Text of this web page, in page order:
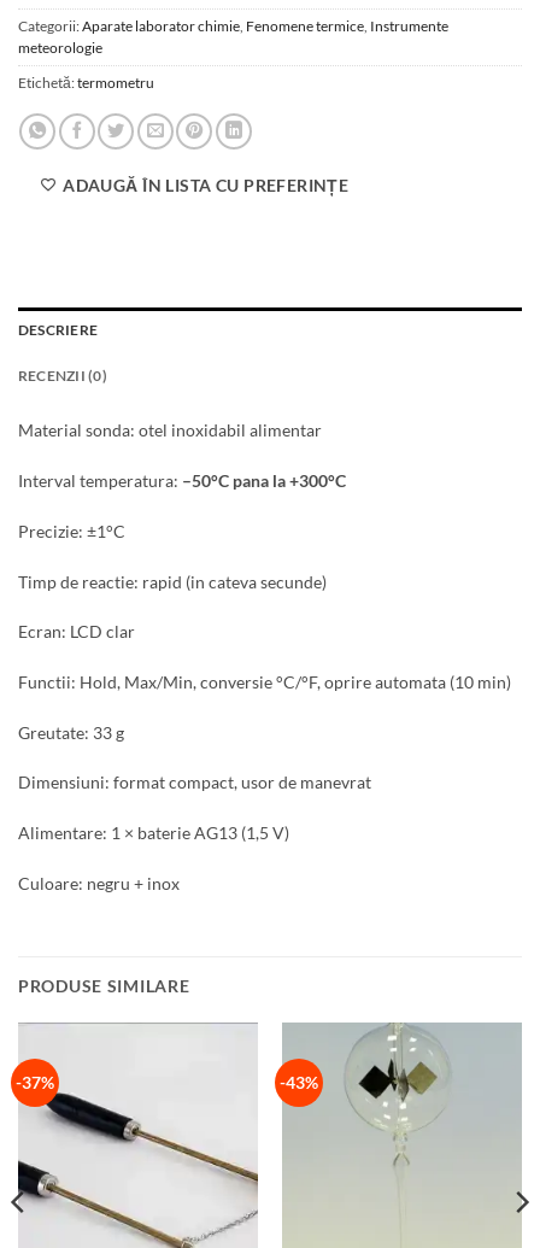
Categorii:Aparate laborator chimie Fenomene termice Instrumente
meteorologie
Etichetă:termometru
ADAUGĂ ÎN LISTA CU PREFERINȚE
DESCRIERE
RECENZII (0)
Material sonda: otel inoxidabil alimentar
Interval temperatura: –50°C pana la +300°C
Precizie: ±1°C
Timp de reactie: rapid (in cateva secunde)
Ecran: LCD clar
Functii: Hold, Max/Min, conversie °C/°F, oprire automata (10 min)
Greutate: 33 g
Dimensiuni: format compact, usor de manevrat
Alimentare: 1 × baterie AG13 (1,5 V)
Culoare: negru + inox
PRODUSE SIMILARE
-37% -43%